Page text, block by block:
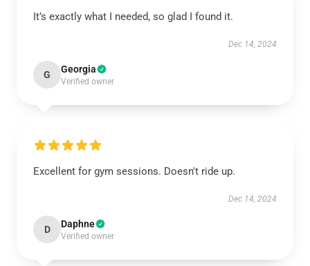
It’s exactly what I needed, so glad I found it.
Dec 14, 2024
G Georgia
Verified owner
Excellent for gym sessions. Doesn't ride up.
Dec 14, 2024
D Daphne
Verified owner